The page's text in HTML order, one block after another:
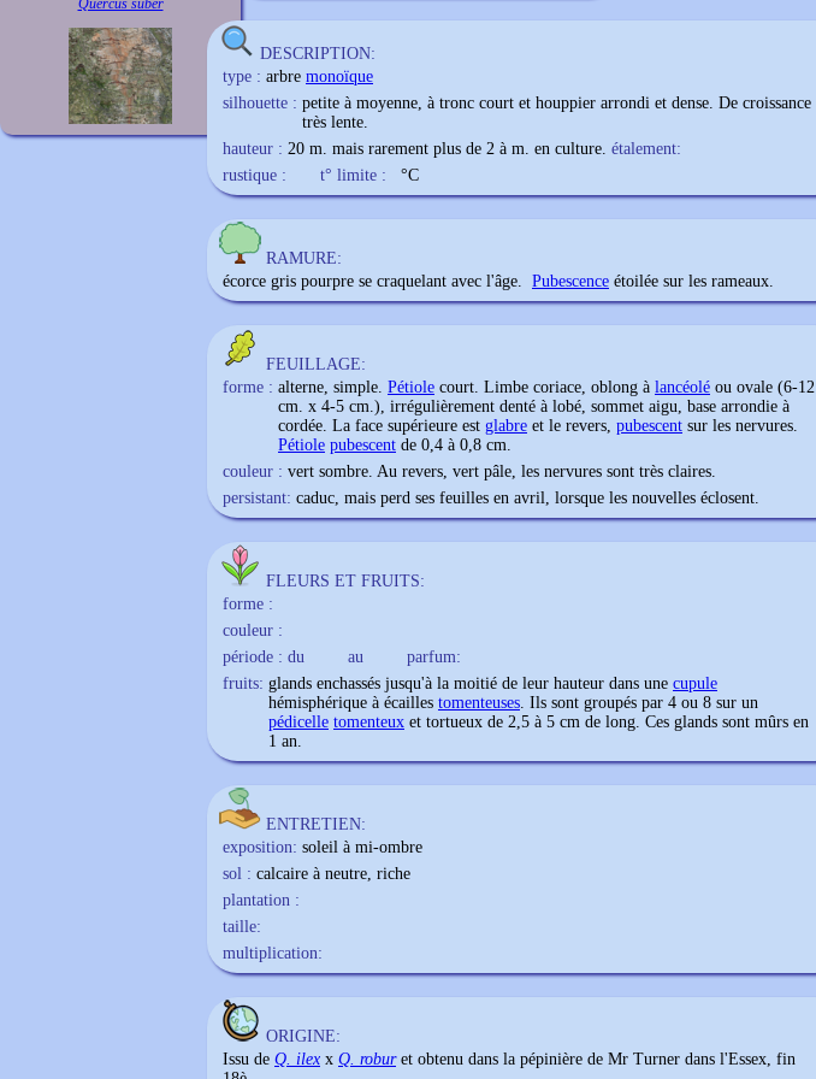
Quercus suber
DESCRIPTION:
type : arbre monoïque
silhouette : petite à moyenne, à tronc court et houppier arrondi et dense. De croissance
très lente.
hauteur : 20 m. mais rarement plus de 2 à m. en culture. étalement:
rustique :
t° limite : °C
RAMURE:
écorce gris pourpre se craquelant avec l'âge. Pubescence étoilée sur les rameaux.
FEUILLAGE:
forme : alterne, simple. Pétiole court. Limbe coriace, oblong à lancéolé ou ovale (6-12
cm. x 4-5 cm.), irrégulièrement denté à lobé, sommet aigu, base arrondie à
cordée. La face supérieure est glabre et le revers, pubescent sur les nervures.
Pétiole pubescent de 0,4 à 0,8 cm.
couleur : vert sombre. Au revers, vert pâle, les nervures sont très claires.
persistant: caduc, mais perd ses feuilles en avril, lorsque les nouvelles éclosent.
FLEURS ET FRUITS:
forme :
couleur :
période : du
au
parfum:
fruits: glands enchassés jusqu'à la moitié de leur hauteur dans une cupule
hémisphérique à écailles tomenteuses. Ils sont groupés par 4 ou 8 sur un
pédicelle tomenteux et tortueux de 2,5 à 5 cm de long. Ces glands sont mûrs en
1 an.
ENTRETIEN:
exposition: soleil à mi-ombre
sol : calcaire à neutre, riche
plantation :
taille:
multiplication:
ORIGINE:
Issu de Q. ilex x Q. roburet obtenu dans la pépinière de Mr Turner dans l'Essex, fin